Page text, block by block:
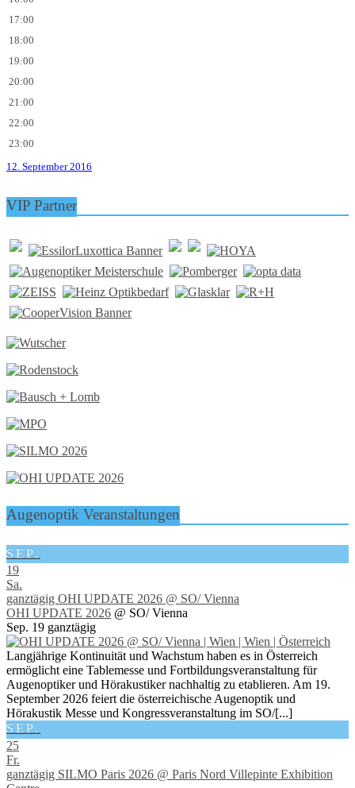
17:00
18:00
19:00
20:00
21:00
22:00
23:00
12. September 2016
VIP Partner
Augenoptik Veranstaltungen
SEP.
19
Sa.
ganztägig OHI UPDATE 2026 @ SO/ Vienna
OHI UPDATE 2026 @ SO/ Vienna
Sep. 19 ganztägig
Langjährige Kontinuität und Wachstum haben es in Österreich
ermöglicht eine Tablemesse und Fortbildungsveranstaltung für
Augenoptiker und Hörakustiker nachhaltig zu etablieren. Am 19.
September 2026 feiert die österreichische Augenoptik und
Hörakustik Messe und Kongressveranstaltung im SO/[...]
SEP.
25
Fr.
ganztägig SILMO Paris 2026 @ Paris Nord Villepinte Exhibition